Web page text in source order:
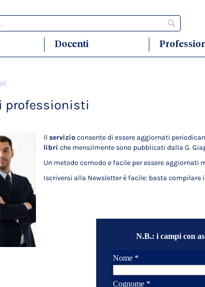
Docenti
professionisti
Il servizioconsente di essere aggiornati
libri che mensilmente sono pubblicati dalla G.
Un metodo comodo e facile per essere aggiornati
Iscriversi alla Newsletter è facile: basta compilare